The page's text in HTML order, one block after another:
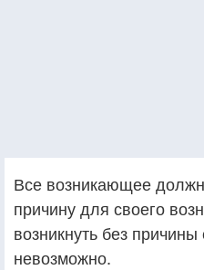
Все возникающее
причину для своего
возникнуть без
невозможно.